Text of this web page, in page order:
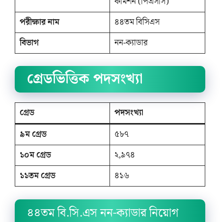
পরীক্ষার নাম
৪৪তম বিসিএস
বিভাগ
নন-ক্যাডার
গ্রেডভিত্তিক পদসংখ্যা
গ্রেড
পদসংখ্যা
৯ম গ্রেড
৫৮৭
১০ম গ্রেড
২,৯৭৪
১১তম গ্রেড
৪১৬
৪৪তম বি.সি.এস নন-ক্যাডার নিয়োগ